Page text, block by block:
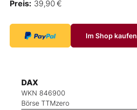
Preis: 39,90 €
Im Shop kaufen
DAX
WKN 846900
Börse TTMzero